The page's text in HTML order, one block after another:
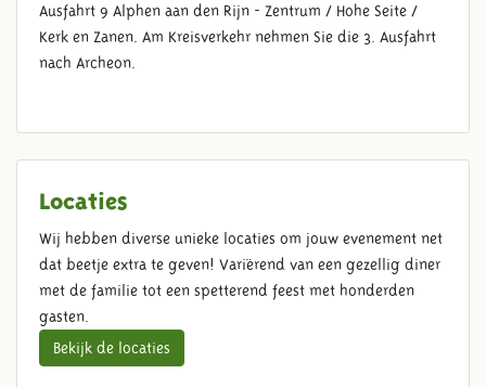
Ausfahrt 9 Alphen aan den Rijn - Zentrum / Hohe Seite /
Kerk en Zanen. Am Kreisverkehr nehmen Sie die 3. Ausfahrt
nach Archeon.
Locaties
Wij hebben diverse unieke locaties om jouw evenement net
dat beetje extra te geven! Variërend van een gezellig diner
met de familie tot een spetterend feest met honderden
gasten.
Bekijk de locaties